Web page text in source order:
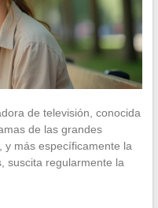
de televisión, conocida
de las grandes
y más específicamente la
suscita regularmente la